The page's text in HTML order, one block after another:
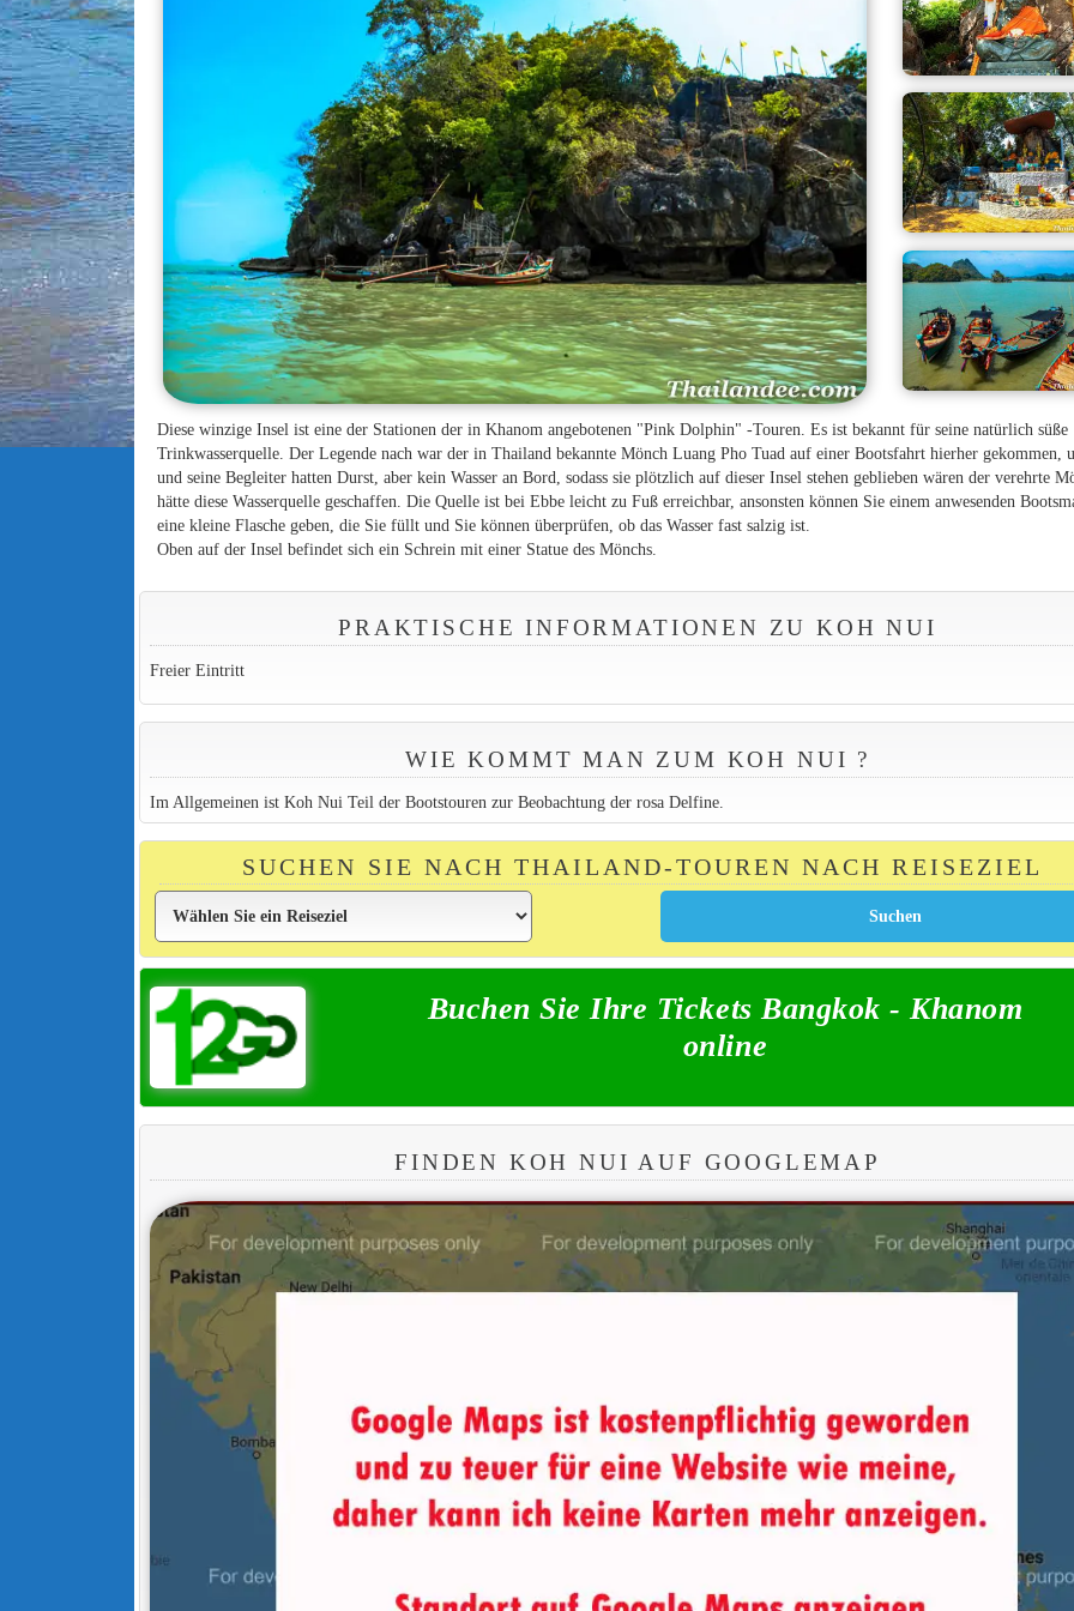
Diese winzige Insel ist eine der Stationen der in Khanom angebotenen "Pink Dolphin" -Touren. Es ist bekannt für seine natürlich süße
Trinkwasserquelle. Der Legende nach war der in Thailand bekannte Mönch Luang Pho Tuad auf einer Bootsfahrt hierher gekommen,
und seine Begleiter hatten Durst, aber kein Wasser an Bord, sodass sie plötzlich auf dieser Insel stehen geblieben wären der verehrte
hätte diese Wasserquelle geschaffen. Die Quelle ist bei Ebbe leicht zu Fuß erreichbar, ansonsten können Sie einem anwesenden
eine kleine Flasche geben, die Sie füllt und Sie können überprüfen, ob das Wasser fast salzig ist.
Oben auf der Insel befindet sich ein Schrein mit einer Statue des Mönchs.
PRAKTISCHE INFORMATIONEN ZU KOH NUI
Freier Eintritt
WIE KOMMT MAN ZUM KOH NUI ?
Im Allgemeinen ist Koh Nui Teil der Bootstouren zur Beobachtung der rosa Delfine.
SUCHEN SIE NACH THAILAND-TOUREN NACH REISEZIEL
Buchen Sie Ihre Tickets Bangkok - Khanom
online
FINDEN KOH NUI AUF GOOGLEMAP